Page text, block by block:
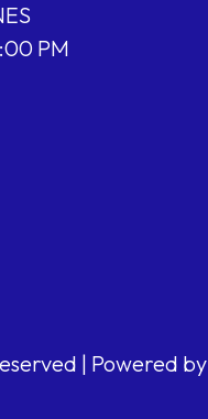
PM
| Powered by